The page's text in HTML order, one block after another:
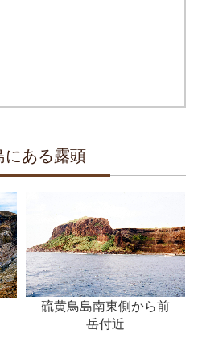
にある露頭
硫黄鳥島南東側から前
岳付近